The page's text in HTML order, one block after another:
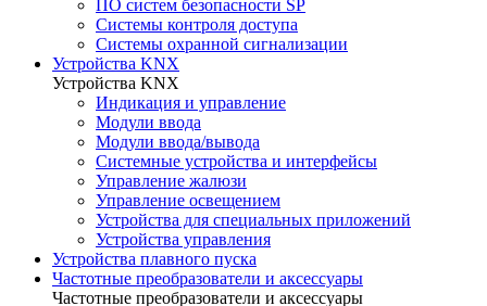
ПО систем безопасности SP
Системы контроля доступа
Системы охранной сигнализации
Устройства KNX
Устройства KNX
Индикация и управление
Модули ввода
Модули ввода/вывода
Системные устройства и интерфейсы
Управление жалюзи
Управление освещением
Устройства для специальных приложений
Устройства управления
Устройства плавного пуска
Частотные преобразователи и аксессуары
Частотные преобразователи и аксессуары